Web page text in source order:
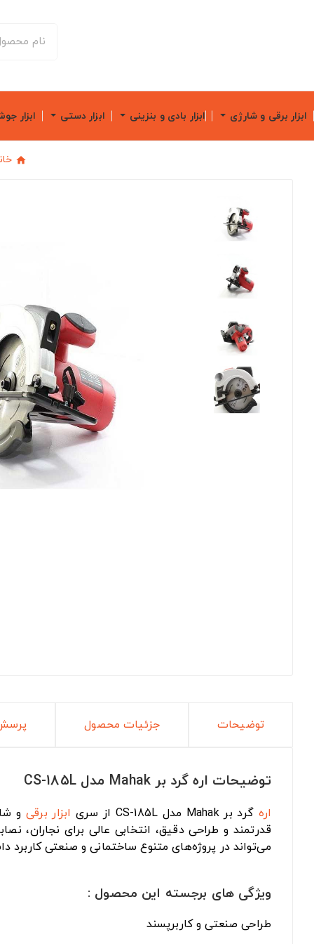
ابزار برقی و شارژی ابزار بادی و بنزینی ابزار دستی ابزار
توضیحات جزئیات محصول
توضیحات اره گرد بر Mahak مدل CS-185L
اره گرد بر Mahak مدل CS-185L از سری ابزار برقیو
قدرتمند و طراحی دقیق، انتخابی عالی برای نجاران،
می‌تواند در پروژه‌های متنوع ساختمانی و صنعتی کاربرد
ویژگی های برجسته این محصول :
طراحی صنعتی و کاربرپسند